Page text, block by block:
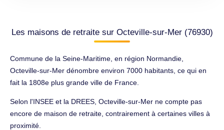
Les maisons de retraite sur Octeville-sur-Mer (76930)
Commune de la Seine-Maritime, en région Normandie,
Octeville-sur-Mer dénombre environ 7000 habitants, ce qui en
fait la 1808e plus grande ville de France.
Selon l'INSEE et la DREES, Octeville-sur-Mer ne compte pas
encore de maison de retraite, contrairement à certaines villes à
proximité.